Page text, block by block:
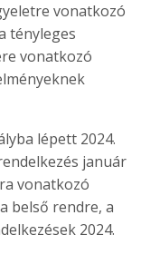
vonatkozó
tényleges
vonatkozó
lépett 2024.
január
vonatkozó
belső rendre, a
2024.